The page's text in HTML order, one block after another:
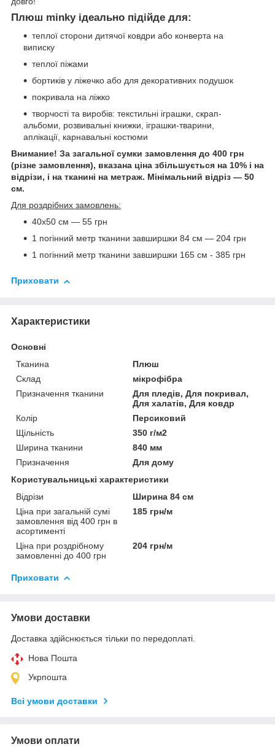
Плюш minky ідеально підійде для:
теплої сторони дитячої ковдри або конверта на
виписку
теплої піжами
бортиків у ліжечко або для декоративних подушок
покривала на ліжко
творчості та виробів: текстильні іграшки, скрап-
альбоми, розвивальні книжки, іграшки-тварини,
аплікації, карнавальні костюми
Внимание! За загальної сумки замовлення до 400 грн
(різне замовлення), вказана ціна збільшується на 10% і на
відрізи, і на тканині на метраж. Мінімальний відріз — 50
см.
Для роздрібних замовлень:
40х50 см — 55 грн
1 погінний метр тканини завширшки 84 см — 204 грн
1 погінний метр тканини завширшки 165 см - 385 грн
Приховати
Характеристики
Основні
Тканина
Плюш
Склад
мікрофібра
Призначення тканини
Для пледів, Для покривал,
Для халатів, Для ковдр
Колір
Персиковий
Щільність
350 г/м2
Ширина тканини
840 мм
Призначення
Для дому
Користувальницькі характеристики
Відрізи
Ширина 84 см
Ціна при загальній сумі
замовлення від 400 грн в
асортименті
185 грн/м
Ціна при роздрібному
замовленні до 400 грн
204 грн/м
Приховати
Умови доставки
Доставка здійснюється тільки по передоплаті.
Нова Пошта
Укрпошта
Всі умови доставки
Умови оплати